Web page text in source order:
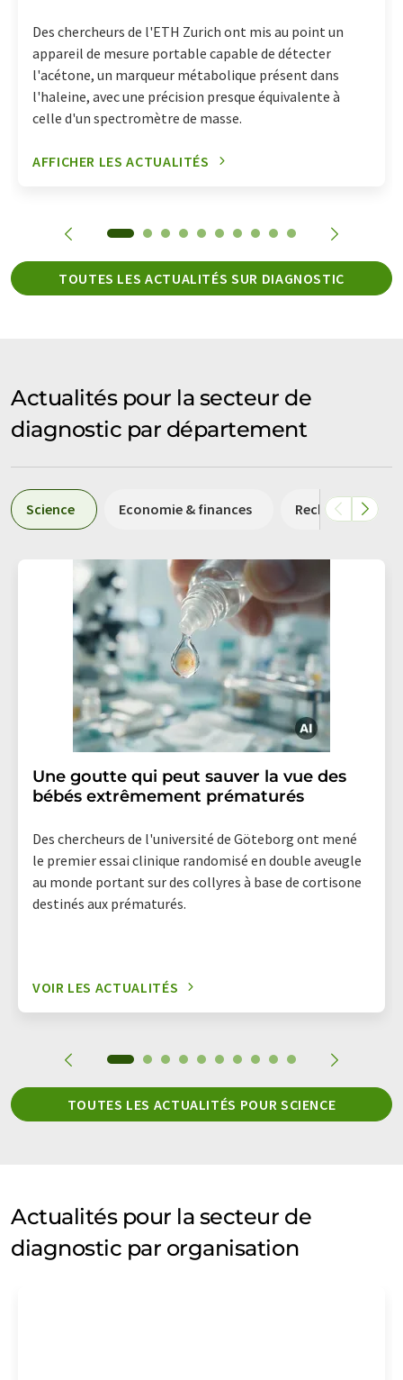
Des chercheurs de l'ETH Zurich ont mis au point un
appareil de mesure portable capable de détecter
l'acétone, un marqueur métabolique présent dans
l'haleine, avec une précision presque équivalente à
celle d'un spectromètre de masse.
AFFICHER LES ACTUALITÉS
TOUTES LES ACTUALITÉS SUR DIAGNOSTIC
Actualités pour la secteur de
diagnostic par département
Science Economie & finances Recherche et
Une goutte qui peut sauver la vue des
bébés extrêmement prématurés
Des chercheurs de l'université de Göteborg ont mené
le premier essai clinique randomisé en double aveugle
au monde portant sur des collyres à base de cortisone
destinés aux prématurés.
VOIR LES ACTUALITÉS
TOUTES LES ACTUALITÉS POUR SCIENCE
Actualités pour la secteur de
diagnostic par organisation